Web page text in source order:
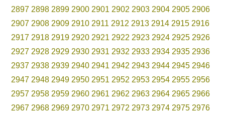
2897 2898 2899 2900 2901 2902 2903 2904 2905 2906
2907 2908 2909 2910 2911 2912 2913 2914 2915 2916
2917 2918 2919 2920 2921 2922 2923 2924 2925 2926
2927 2928 2929 2930 2931 2932 2933 2934 2935 2936
2937 2938 2939 2940 2941 2942 2943 2944 2945 2946
2947 2948 2949 2950 2951 2952 2953 2954 2955 2956
2957 2958 2959 2960 2961 2962 2963 2964 2965 2966
2967 2968 2969 2970 2971 2972 2973 2974 2975 2976